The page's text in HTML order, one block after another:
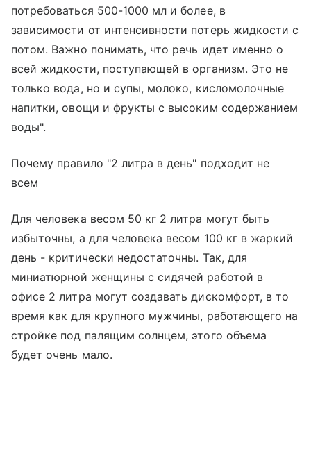
потребоваться 500-1000 мл и более, в
зависимости от интенсивности потерь жидкости с
потом. Важно понимать, что речь идет именно о
всей жидкости, поступающей в организм. Это не
только вода, но и супы, молоко, кисломолочные
напитки, овощи и фрукты с высоким содержанием
воды".
Почему правило "2 литра в день" подходит не
всем
Для человека весом 50 кг 2 литра могут быть
избыточны, а для человека весом 100 кг в жаркий
день - критически недостаточны. Так, для
миниатюрной женщины с сидячей работой в
офисе 2 литра могут создавать дискомфорт, в то
время как для крупного мужчины, работающего на
стройке под палящим солнцем, этого объема
будет очень мало.